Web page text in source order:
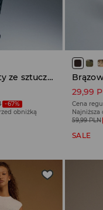
Czarne mikroszorty ze sztucznej skóry
-67%
obniżką
29,99
Cena
Najniższa
59,99 PLN
SALE